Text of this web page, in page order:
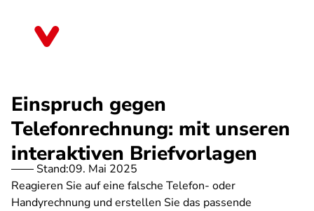
Einspruch gegen
Telefonrechnung: mit unseren
interaktiven Briefvorlagen
Stand:09. Mai 2025
Reagieren Sie auf eine falsche Telefon- oder
Handyrechnung und erstellen Sie das passende